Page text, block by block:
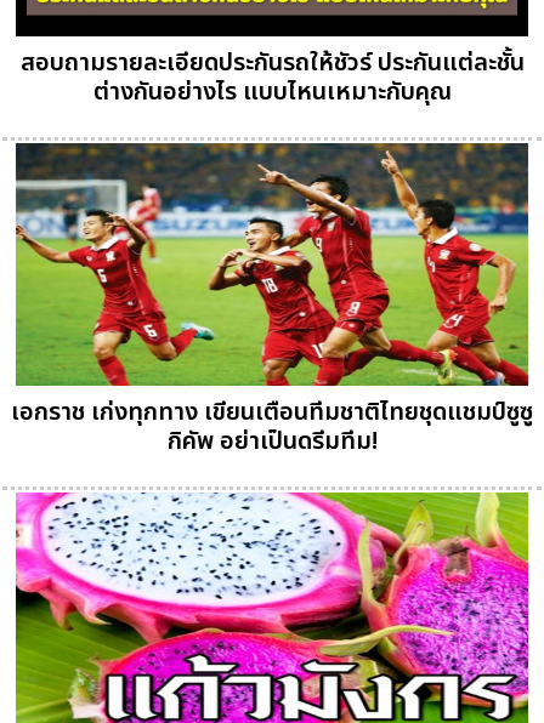
สอบถามรายละเอียดประกันรถให้ชัวร์ ประกันแต่ละชั้น
ต่างกันอย่างไร แบบไหนเหมาะกับคุณ
เอกราช เก่งทุกทาง เขียนเตือนทีมชาติไทยชุดแชมป์ซูซู
กิคัพ อย่าเป็นดรีมทีม!